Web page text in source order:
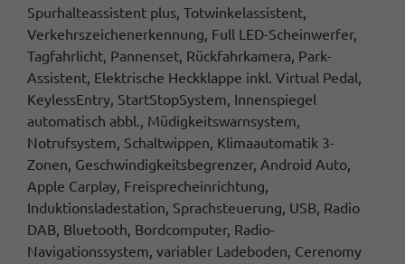
Spurhalteassistent plus, Totwinkelassistent,
Verkehrszeichenerkennung, Full LED-Scheinwerfer,
Tagfahrlicht, Pannenset, Rückfahrkamera, Park-
Assistent, Elektrische Heckklappe inkl. Virtual Pedal,
KeylessEntry, StartStopSystem, Innenspiegel
automatisch abbl., Müdigkeitswarnsystem,
Notrufsystem, Schaltwippen, Klimaautomatik 3-
Zonen, Geschwindigkeitsbegrenzer, Android Auto,
Apple Carplay, Freisprecheinrichtung,
Induktionsladestation, Sprachsteuerung, USB, Radio
DAB, Bluetooth, Bordcomputer, Radio-
Navigationssystem, variabler Ladeboden, Cerenomy